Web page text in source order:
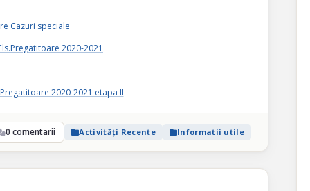
Cazuri speciale
2020-2021
2020-2021 etapa II
0 comentarii Activități Recente Informatii utile